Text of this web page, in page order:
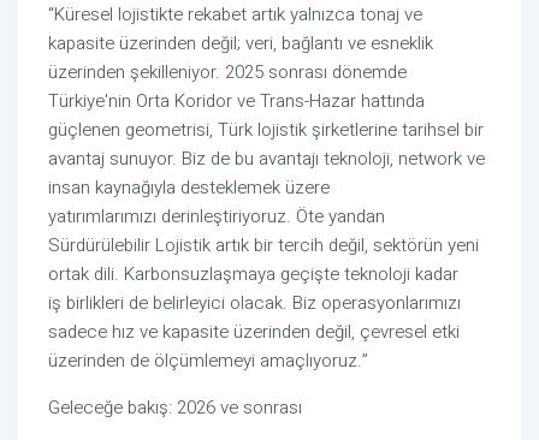
“Küresel lojistikte rekabet artık yalnızca tonaj ve
kapasite üzerinden değil; veri, bağlantı ve esneklik
üzerinden şekilleniyor. 2025 sonrası dönemde
Türkiye'nin Orta Koridor ve Trans-Hazar hattında
güçlenen geometrisi, Türk lojistik şirketlerine tarihsel bir
avantaj sunuyor. Biz de bu avantajı teknoloji, network ve
insan kaynağıyla desteklemek üzere
yatırımlarımızı derinleştiriyoruz. Öte yandan
Sürdürülebilir Lojistik artık bir tercih değil, sektörün yeni
ortak dili. Karbonsuzlaşmaya geçişte teknoloji kadar
iş birlikleri de belirleyici olacak. Biz operasyonlarımızı
sadece hız ve kapasite üzerinden değil, çevresel etki
üzerinden de ölçümlemeyi amaçlıyoruz.”
Geleceğe bakış: 2026 ve sonrası